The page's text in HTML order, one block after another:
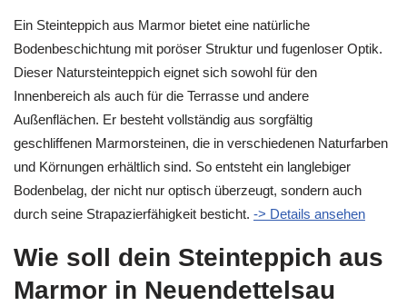
Ein Steinteppich aus Marmor bietet eine natürliche
Bodenbeschichtung mit poröser Struktur und fugenloser Optik.
Dieser Natursteinteppich eignet sich sowohl für den
Innenbereich als auch für die Terrasse und andere
Außenflächen. Er besteht vollständig aus sorgfältig
geschliffenen Marmorsteinen, die in verschiedenen Naturfarben
und Körnungen erhältlich sind. So entsteht ein langlebiger
Bodenbelag, der nicht nur optisch überzeugt, sondern auch
durch seine Strapazierfähigkeit besticht. -> Details ansehen
Wie soll dein Steinteppich aus
Marmor in Neuendettelsau